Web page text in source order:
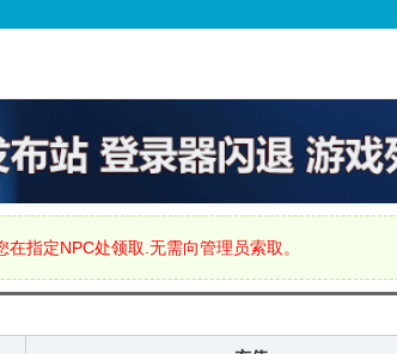
指定NPC处领取.无需向管理员索取。